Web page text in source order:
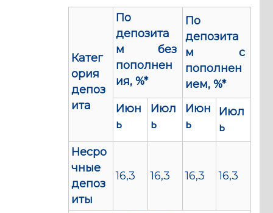
Катег
ория
депоз
ита
По
депозита
м без
пополнен
ия, %*
По
депозита
м с
пополнен
ием, %*
Июн
ь
Июл
ь
Июн
ь
Июл
ь
Несро
чные
депоз
иты
16,3 16,3 16,3 16,3